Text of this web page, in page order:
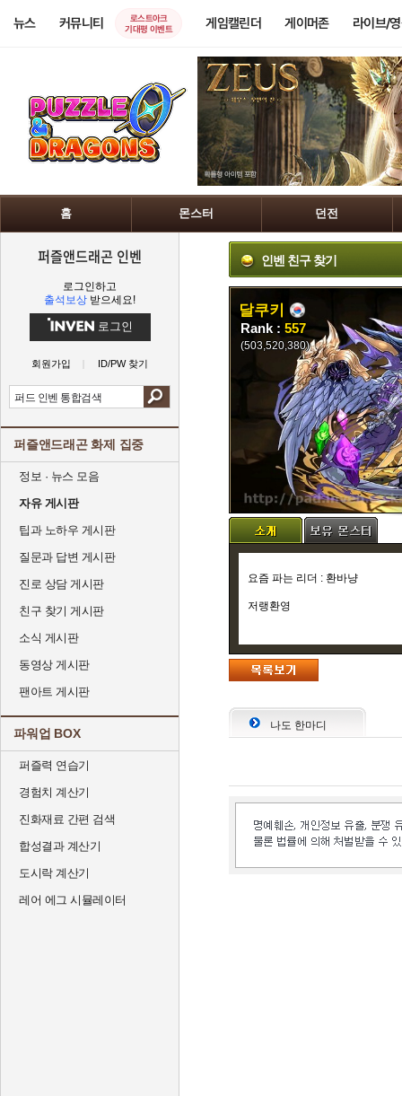
뉴스 커뮤니티
로스트아크
기대평 이벤트
게임캘린더 게이머존 라이브/
홈 몬스터 던전
퍼즐앤드래곤 인벤
로그인하고
출석보상 받으세요!
로그인
회원가입 ID/PW 찾기
퍼즐앤드래곤 화제 집중
정보 · 뉴스 모음
자유 게시판
팁과 노하우 게시판
질문과 답변 게시판
진로 상담 게시판
친구 찾기 게시판
소식 게시판
동영상 게시판
팬아트 게시판
파워업 BOX
퍼즐력 연습기
경험치 계산기
진화재료 간편 검색
합성결과 계산기
도시락 계산기
레어 에그 시뮬레이터
인벤 친구 찾기
달쿠키
Rank : 557
(503,520,380)
요즘 파는 리더 : 환바냥
저랭환영
나도 한마디